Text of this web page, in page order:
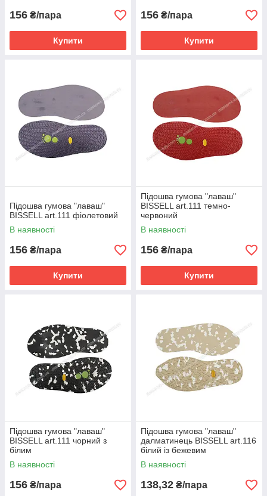
156 ₴/пара
Купити
156 ₴/пара
Купити
Підошва гумова "лаваш"
BISSELL art.111 фіолетовий
В наявності
156 ₴/пара
Купити
Підошва гумова "лаваш"
BISSELL art.111 темно-
червоний
В наявності
156 ₴/пара
Купити
Підошва гумова "лаваш"
BISSELL art.111 чорний з
білим
В наявності
156 ₴/пара
Підошва гумова "лаваш"
далматинець BISSELL art.116
білий із бежевим
В наявності
138,32 ₴/пара